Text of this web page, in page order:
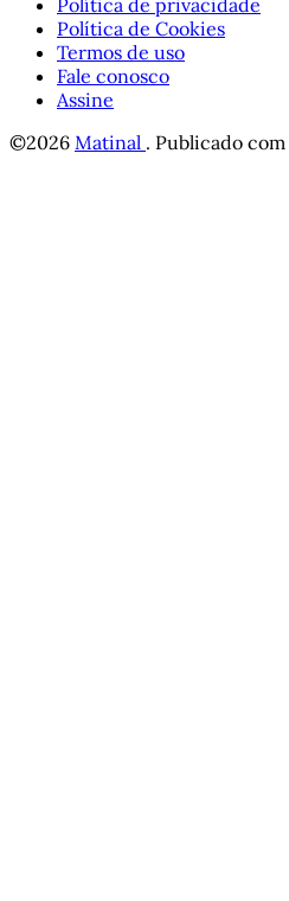
Política de privacidade
Política de Cookies
Termos de uso
Fale conosco
Assine
©2026 Matinal . Publicado com